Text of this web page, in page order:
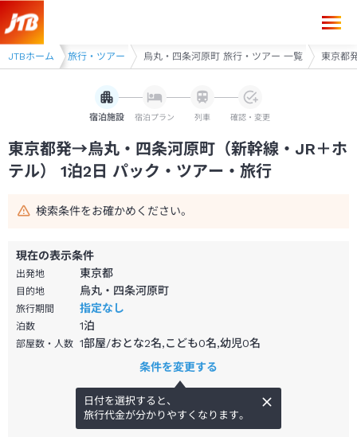
JTBホーム
町・京都御所 旅行・ツアー 烏丸・四条河原町 旅行・ツアー 一覧 東京都
宿泊施設 宿泊プラン 列車 確認・変更
東京都発→烏丸・四条河原町（新幹線・JR＋ホ
テル） 1泊2日 パック・ツアー・旅行
検索条件をお確かめください。
現在の表示条件
出発地 東京都
目的地 烏丸・四条河原町
旅行期間 指定なし
泊数 1泊
部屋数・人数 1部屋/おとな2名,こども0名,幼児0名
条件を変更する
日付を選択すると、
旅行代金が分かりやすくなります。